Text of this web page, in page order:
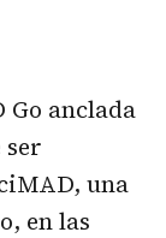
anclada
ser
una
en las